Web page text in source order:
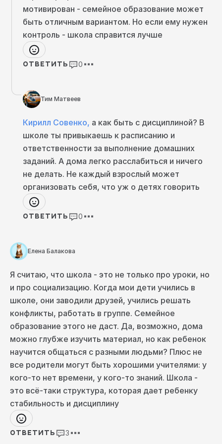
продолжалось из года в год. Уже в классе 6-м
стало понятно, что он, скорее всего,
останется на домашнем обучении. Так оно и
сложилось.До 11-го класса он учился вне
школы.
Интересный факт
Плюсы и минусы
Михаил Случ
Я немножко боюсь в эту область серьёзно
влезать, потому что в ней есть много
тонкостей. Хочется одно назвать чёрным,
Например, часто в онлайне дети видят
образцы прекрасных педагогов.
Другая проблема состоит в том, что
онлайне, даже в настоящем прямом эфире,
довольно трудно получить обратную связь
Ведь есть даже это замечательное
лингвистическое различие: в вузе —
преподаватель, в школе — учитель.
Вопрос не в том, чтобы рассказать что-то.
Вопрос в том, чтобы научить. А это и
собственные попытки ребёнка, и обратная
связь. Сколько я вспоминаю самого себя во
время учёбы и вижу нынешнюю
математическую школу.
Это всегда дети, решающие задачи, пишущие,
говорящие косноязычно. И бесконечно их
поправляющие, корректирующие учителя.
Потому что вопрос вообще не в том, чтобы
что-то выучить или записать в удобном виде.
Кажется, даже гораздо более важный момент
связан с тем, что
мотивирован - семейное образование может
быть отличным вариантом. Но если ему нужен
контроль - школа справится лучше
ОТВЕТИТЬ 0
Тим Матвеев
Кирилл Совенко, а как быть с дисциплиной? В
школе ты привыкаешь к расписанию и
ответственности за выполнение домашних
заданий. А дома легко расслабиться и ничего
не делать. Не каждый взрослый может
организовать себя, что уж о детях говорить
ОТВЕТИТЬ 0
Елена Балакова
Я считаю, что школа - это не только про уроки, но
и про социализацию. Когда мои дети учились в
школе, они заводили друзей, учились решать
конфликты, работать в группе. Семейное
образование этого не даст. Да, возможно, дома
можно глубже изучить материал, но как ребенок
научится общаться с разными людьми? Плюс не
все родители могут быть хорошими учителями: у
кого-то нет времени, у кого-то знаний. Школа -
это всё-таки структура, которая дает ребенку
стабильность и дисциплину
ОТВЕТИТЬ 3